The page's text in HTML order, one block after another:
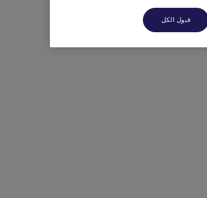
قبول الكل